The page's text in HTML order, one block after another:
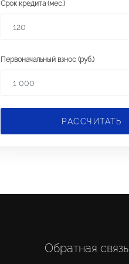
Срок кредита (мес.)
Первоначальный взнос (руб.)
РАССЧИТАТЬ
Обратная связь